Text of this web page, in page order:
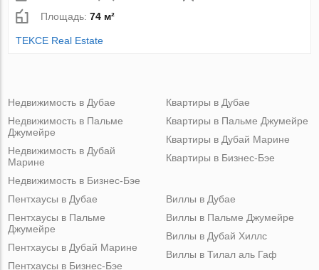
Площадь:74 м²
TEKCE Real Estate
Недвижимость в Дубае
Недвижимость в Пальме
Джумейре
Недвижимость в Дубай
Марине
Недвижимость в Бизнес-Бэе
Квартиры в Дубае
Квартиры в Пальме Джумейре
Квартиры в Дубай Марине
Квартиры в Бизнес-Бэе
Пентхаусы в Дубае
Пентхаусы в Пальме
Джумейре
Пентхаусы в Дубай Марине
Пентхаусы в Бизнес-Бэе
Виллы в Дубае
Виллы в Пальме Джумейре
Виллы в Дубай Хиллс
Виллы в Тилал аль Гаф